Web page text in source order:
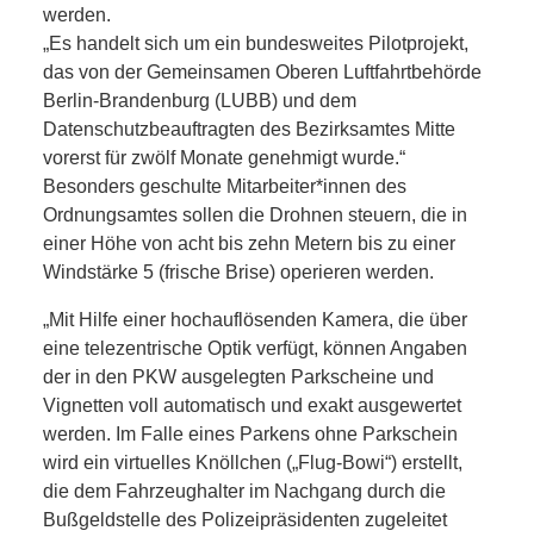
HERANWACHSENDE,
SCHULE
KUNST
UND
KULTUR
IN
EIGENER
SACHE
MITEINANDER
werden.
„Es handelt sich um ein bundesweites Pilotprojekt,
das von der Gemeinsamen Oberen Luftfahrtbehörde
Berlin-Brandenburg (LUBB) und dem
Datenschutzbeauftragten des Bezirksamtes Mitte
vorerst für zwölf Monate genehmigt wurde.“
Besonders geschulte Mitarbeiter*innen des
Ordnungsamtes sollen die Drohnen steuern, die in
einer Höhe von acht bis zehn Metern bis zu einer
Windstärke 5 (frische Brise) operieren werden.
„Mit Hilfe einer hochauflösenden Kamera, die über
eine telezentrische Optik verfügt, können Angaben
der in den PKW ausgelegten Parkscheine und
Vignetten voll automatisch und exakt ausgewertet
werden. Im Falle eines Parkens ohne Parkschein
wird ein virtuelles Knöllchen („Flug-Bowi“) erstellt,
die dem Fahrzeughalter im Nachgang durch die
Bußgeldstelle des Polizeipräsidenten zugeleitet